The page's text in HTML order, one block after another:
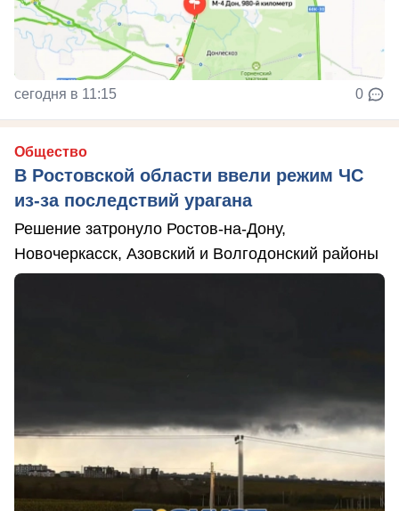
сегодня в 11:15 0
Общество
В Ростовской области ввели режим ЧС
из-за последствий урагана
Решение затронуло Ростов-на-Дону,
Новочеркасск, Азовский и Волгодонский районы